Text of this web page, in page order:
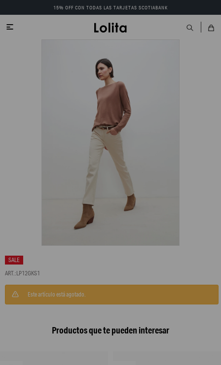
15% OFF CON TODAS LAS TARJETAS SCOTIABANK

LP12GKS1
Este artículo está agotado.
Productos que te pueden interesar